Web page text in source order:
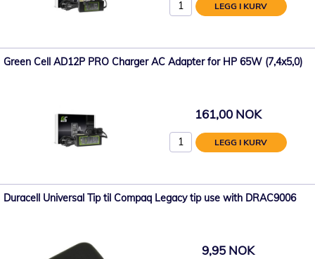
LEGG I KURV
Green Cell AD12P PRO Charger AC Adapter for HP 65W (7,4x5,0)
161,00 NOK
LEGG I KURV
Duracell Universal Tip til Compaq Legacy tip use with DRAC9006
9,95 NOK